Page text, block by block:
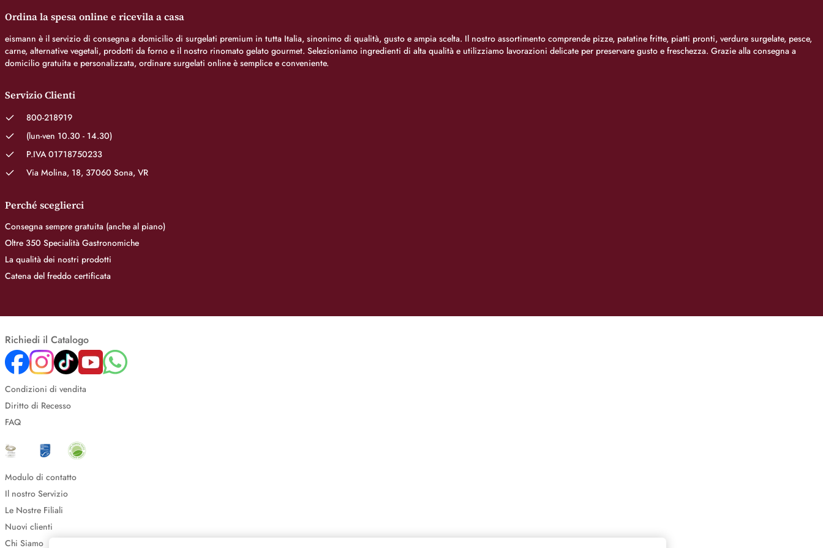
Ordina la spesa online e ricevila a casa
eismann è il servizio di consegna a domicilio di surgelati premium in tutta Italia, sinonimo di qualità, gusto e ampia scelta. Il nostro assortimento comprende pizze, patatine fritte, piatti pronti, verdure surgelate, pesce,
carne, alternative vegetali, prodotti da forno e il nostro rinomato gelato gourmet. Selezioniamo ingredienti di alta qualità e utilizziamo lavorazioni delicate per preservare gusto e freschezza. Grazie alla consegna a
domicilio gratuita e personalizzata, ordinare surgelati online è semplice e conveniente.
Servizio Clienti
800-218919
(lun-ven 10.30 - 14.30)
P.IVA 01718750233
Via Molina, 18, 37060 Sona, VR
Perché sceglierci
Consegna sempre gratuita (anche al piano)
Oltre 350 Specialità Gastronomiche
La qualità dei nostri prodotti
Catena del freddo certificata
Richiedi il Catalogo
Condizioni di vendita
Diritto di Recesso
FAQ
Modulo di contatto
Il nostro Servizio
Le Nostre Filiali
Nuovi clienti
Chi Siamo